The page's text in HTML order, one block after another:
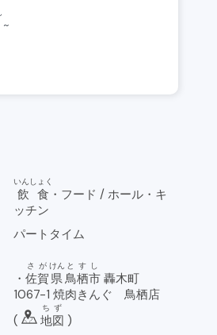
~
飲食
いんしょく
・フード / ホール・キ
ッチン
パートタイム
・ 佐賀
さが
県
けん
鳥栖市
とすし
轟木町
1067-1 焼肉きんぐ 鳥栖店
(
地図
ちず
)